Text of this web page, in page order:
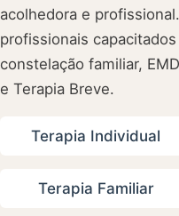
acolhedora e
profissionais
constelação familiar,
e Terapia Breve.
Terapia Individual
Terapia Familiar